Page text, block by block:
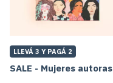
SALE - Mujeres autoras
LLEVÁ 3 Y PAGÁ 2